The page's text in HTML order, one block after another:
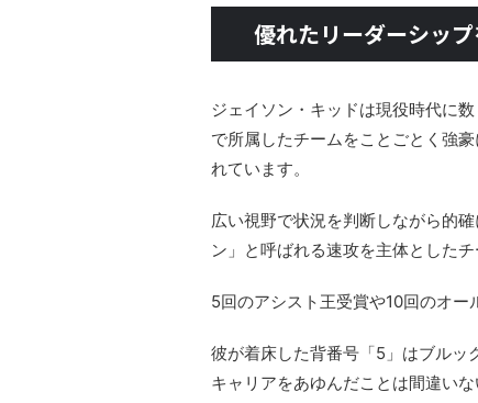
優れたリーダーシッ
ジェイソン・キッドは現役時代に
で所属したチームをことごとく強
れています。
広い視野で状況を判断しながら的
ン」と呼ばれる速攻を主体とした
5回のアシスト王受賞や10回のオー
彼が着床した背番号「5」はブルッ
キャリアをあゆんだことは間違いな